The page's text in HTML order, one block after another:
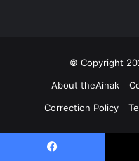
© Copyright
About theAinak
Correction Policy